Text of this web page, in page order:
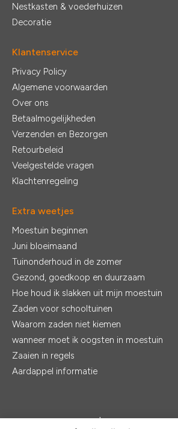
Nestkasten & voederhuizen
Decoratie
Klantenservice
Privacy Policy
Algemene voorwaarden
Over ons
Betaalmogelijkheden
Verzenden en Bezorgen
Retourbeleid
Veelgestelde vragen
Klachtenregeling
Extra weetjes
Moestuin beginnen
Juni bloeimaand
Tuinonderhoud in de zomer
Gezond, goedkoop en duurzaam
Hoe houd ik slakken uit mijn moestuin
Zaden voor schooltuinen
Waarom zaden niet kiemen
wanneer moet ik oogsten in moestuin
Zaaien in regels
Aardappel informatie